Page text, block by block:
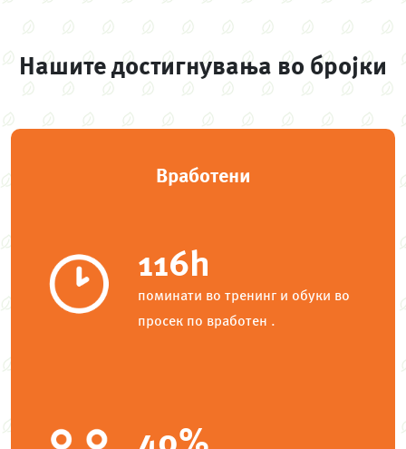
Нашите достигнувања во бројки
Вработени
116h
поминати во тренинг и обуки во
просек по вработен .